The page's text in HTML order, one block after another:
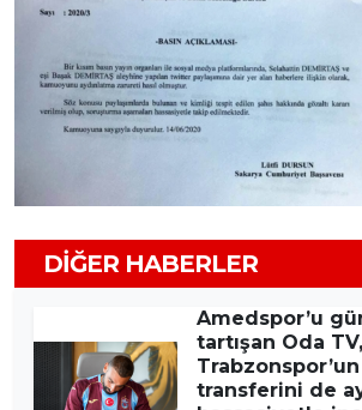
DIĞER HABERLER
Amedspor’u
tartışan Oda TV,
transferini de